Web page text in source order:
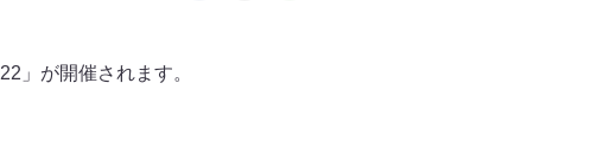
」が開催されます。